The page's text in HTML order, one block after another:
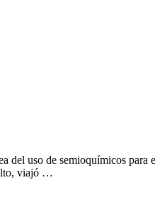
del uso de semioquímicos para
viajó …